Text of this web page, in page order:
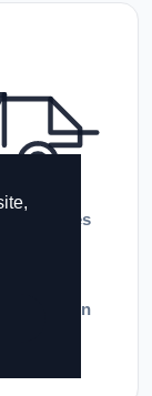
14 heures
lendemain